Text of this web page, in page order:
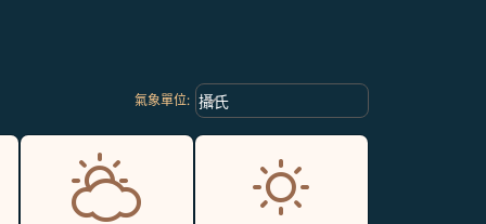
氣象單位: Weather unit option 攝氏 Selected
攝氏
keyboard_arrow_down